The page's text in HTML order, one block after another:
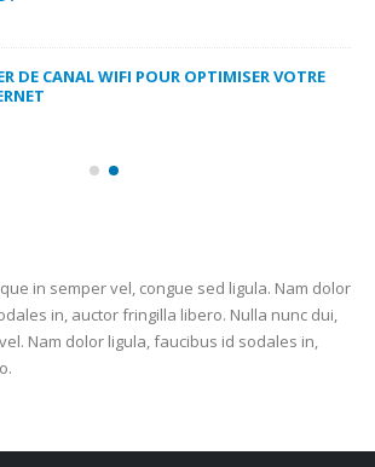
DE CANAL WIFI POUR OPTIMISER VOTRE
in semper vel, congue sed ligula. Nam dolor
in, auctor fringilla libero. Nulla nunc dui,
Nam dolor ligula, faucibus id sodales in,